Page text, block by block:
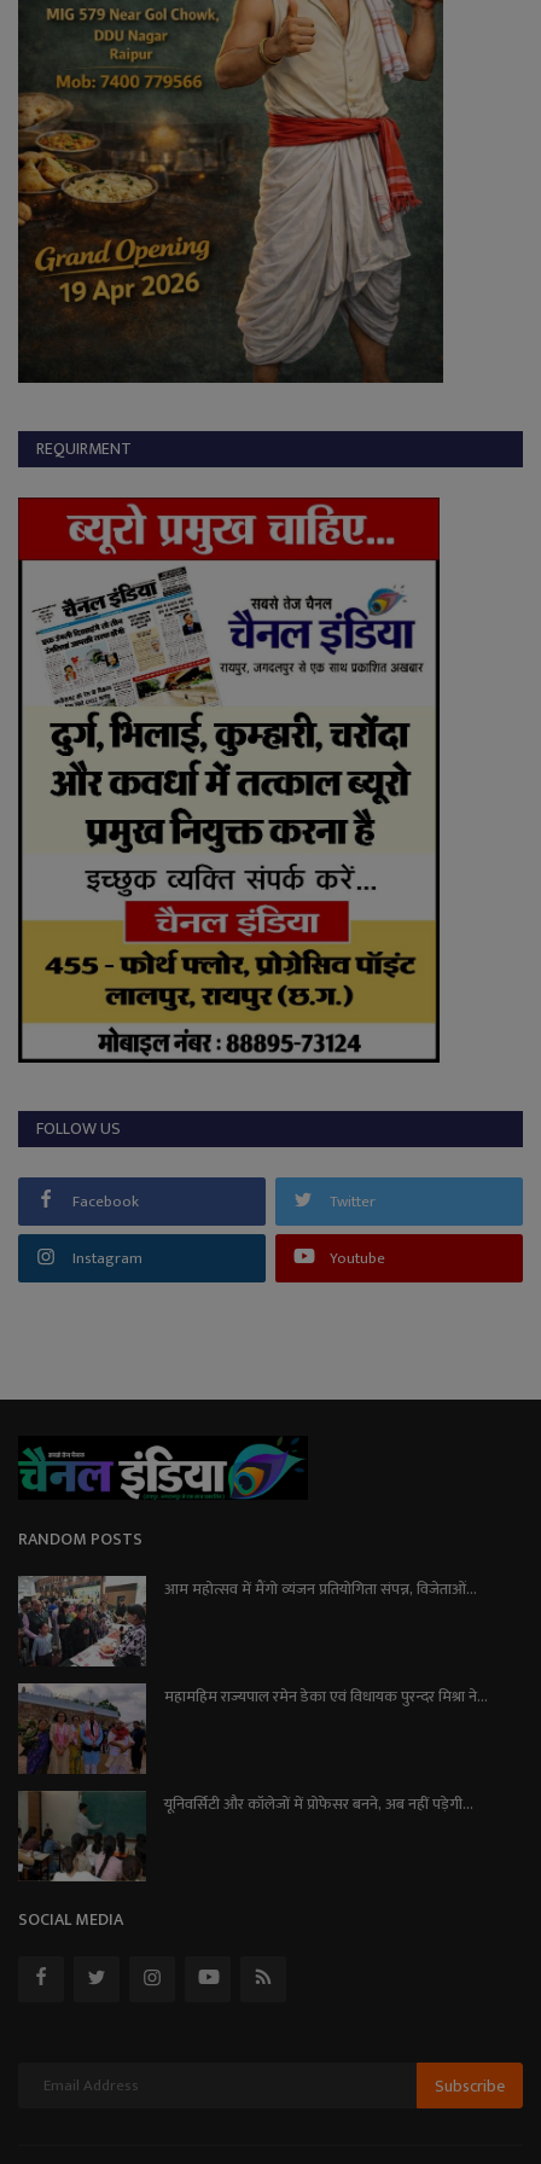
REQUIRMENT
FOLLOW US
Facebook Twitter
Instagram Youtube
RANDOM POSTS
आम महोत्सव में मैंगो व्यंजन प्रतियोगिता संपन्न, विजेताओं...
महामहिम राज्यपाल रमेन डेका एवं विधायक पुरन्दर मिश्रा ने...
यूनिवर्सिटी और कॉलेजों में प्रोफेसर बनने, अब नहीं पड़ेगी...
SOCIAL MEDIA
Subscribe